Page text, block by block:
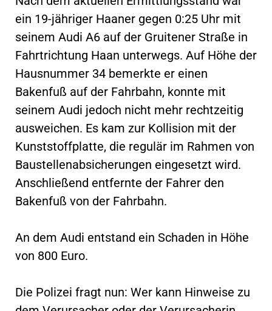
ein 19-jähriger Haaner gegen 0:25 Uhr mit
seinem Audi A6 auf der Gruitener Straße in
Fahrtrichtung Haan unterwegs. Auf Höhe der
Hausnummer 34 bemerkte er einen
Bakenfuß auf der Fahrbahn, konnte mit
seinem Audi jedoch nicht mehr rechtzeitig
ausweichen. Es kam zur Kollision mit der
Kunststoffplatte, die regulär im Rahmen von
Baustellenabsicherungen eingesetzt wird.
Anschließend entfernte der Fahrer den
Bakenfuß von der Fahrbahn.
An dem Audi entstand ein Schaden in Höhe
von 800 Euro.
Die Polizei fragt nun: Wer kann Hinweise zu